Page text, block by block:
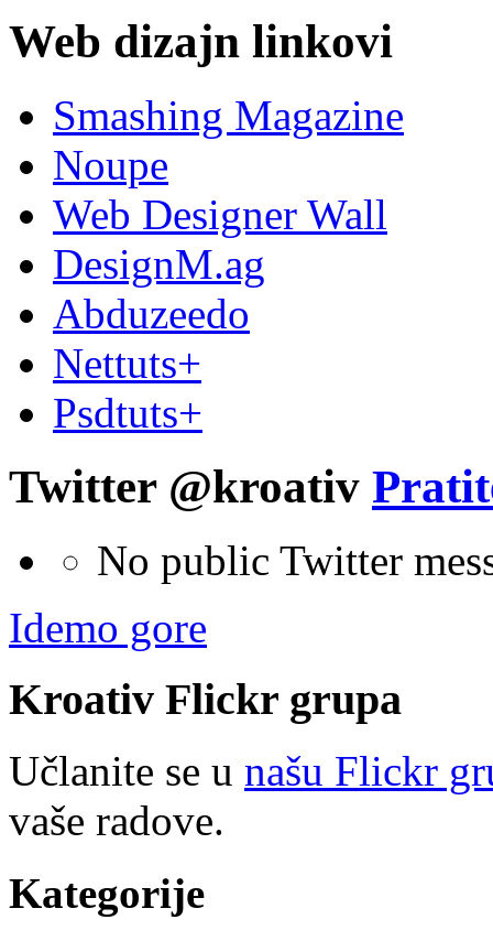
Web dizajn linkovi
Smashing Magazine
Noupe
Web Designer Wall
DesignM.ag
Abduzeedo
Nettuts+
Psdtuts+
Twitter @kroativ
No public Twitter
Idemo gore
Kroativ Flickr grupa
Učlanite se u našu Flickr
vaše radove.
Kategorije